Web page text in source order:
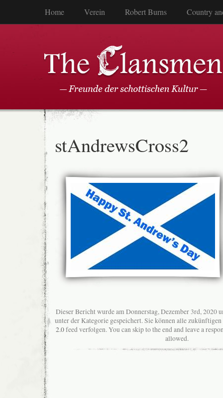
Home Verein Robert Burns Country
stAndrewsCross2
Dieser Bericht wurde am Donnerstag, Dezember 3rd, 2020
unter der Kategorie gespeichert. Sie können alle
2.0feed verfolgen. You can skip to the end and leave a
allowed.